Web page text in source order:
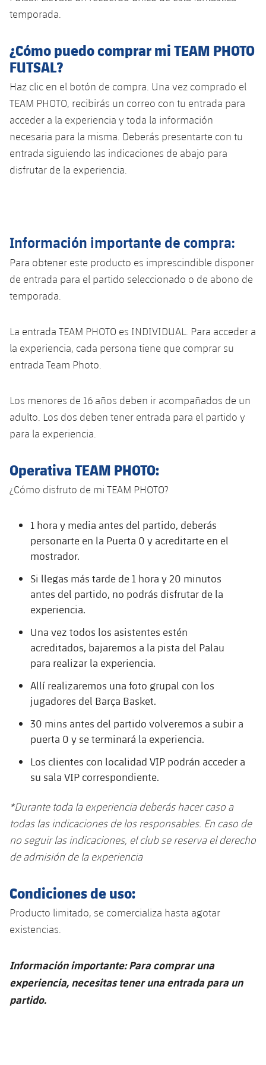
Instalaciones
Spotify Camp Nou
Palau Blaugrana
Estadi Johan Cruyff
La Masia
Servicios
Servicios Médicos
plusicon
más
Acreditaciones
SUB12
SUB11 A
SUB11 B
SUB10 A
SUB10 B
SUB8 A
SUB8 B
SUB12 C
SUB11 C
Gameday Shows
Resultados
Clasificación
Jugadores
Palmarés
Base
Junior
Cadete A
Cadete B
Infantil A
Campus Verano
PLUSICON
MÁS
Primer Equipo
plusicon
más
Actualidad
Calendario
Entradas
Jugadores
Fotos
Palmarés
Barça Atlètic
plusicon
más
Actualidad
Calendario
Jugadores
Fotos
Base
plusicon
más
Actualidad
Infantil A
PLUSICON
MÁS
Calendario
Entradas
Clasificaciones
Fotos
Palmarés
Historia
plusicon
Actualidad
Calendario
Jugadores
Base
plusicon
más
Actualidad
Juvenil
Cadete
Alevín
Campus Verano
PLUSICON
MÁS
Primer equipo
plusicon
más
Calendario
Resultados
Jugadores
Historia
Palmarés
plusicon
más
Actualidad
Resultados
Clasificaciones
plusicon
más
Barça C
Juvenil
Infantil
Alevín
Información general
plusicon
más
Noticias
Atletismo
plusicon
más
Actualidad
Masculino
Femenino
Baloncesto en silla de ruedas
plusicon
más
Actualidad
Jugadores
Resultados
Clasificaciones
Actualidad
Jugadores
Resultados
Clasificaciones
Hockey hierba
plusicon
Noticias
Hockey Hierba Femenino
Patinaje artístico
plusicon
más
Actualidad
Plantilla
Agenda
Escuela de Patinaje
Actualidad
Jugadores
Calendario
Clasificaciones
Fotos
Voleibol
Noticias
Voleibol masculino
Apúntate a las amateurs
plusicon
más
Apúntate a las amateurs
PLUSICON
MÁS
VALORANT Rising
VALORANT Game Changers
eFootball
temporada.
¿Cómo puedo comprar mi TEAM PHOTO
FUTSAL?
Haz clic en el botón de compra. Una vez comprado el
TEAM PHOTO, recibirás un correo con tu entrada para
acceder a la experiencia y toda la información
necesaria para la misma. Deberás presentarte con tu
entrada siguiendo las indicaciones de abajo para
disfrutar de la experiencia.
Información importante de compra:
Para obtener este producto es imprescindible disponer
de entrada para el partido seleccionado o de abono de
temporada.
La entrada TEAM PHOTO es INDIVIDUAL. Para acceder a
la experiencia, cada persona tiene que comprar su
entrada Team Photo.
Los menores de 16 años deben ir acompañados de un
adulto. Los dos deben tener entrada para el partido y
para la experiencia.
Operativa TEAM PHOTO:
¿Cómo disfruto de mi TEAM PHOTO?
1 hora y media antes del partido, deberás
personarte en la Puerta 0 y acreditarte en el
mostrador.
Si llegas más tarde de 1 hora y 20 minutos
antes del partido, no podrás disfrutar de la
experiencia.
Una vez todos los asistentes estén
acreditados, bajaremos a la pista del Palau
para realizar la experiencia.
Allí realizaremos una foto grupal con los
jugadores del Barça Basket.
30 mins antes del partido volveremos a subir a
puerta 0 y se terminará la experiencia.
Los clientes con localidad VIP podrán acceder a
su sala VIP correspondiente.
*Durante toda la experiencia deberás hacer caso a
todas las indicaciones de los responsables. En caso de
no seguir las indicaciones, el club se reserva el derecho
de admisión de la experiencia
Condiciones de uso:
Producto limitado, se comercializa hasta agotar
existencias.
Información importante: Para comprar una
experiencia, necesitas tener una entrada para un
partido.